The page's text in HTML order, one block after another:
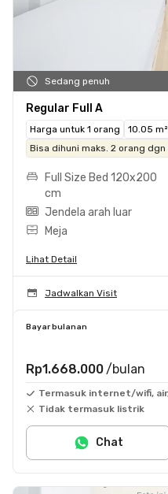
Sedang penuh
Regular Full A
Harga untuk 1 orang
10.05 m²
Bisa dihuni maks. 2 orang
Full Size Bed 120x200
cm
Jendela arah luar
Meja
Lihat Detail
Jadwalkan Visit
Bayar bulanan
Rp1.668.000 /bulan
Termasuk internet/wifi,
Tidak termasuk listrik
Chat